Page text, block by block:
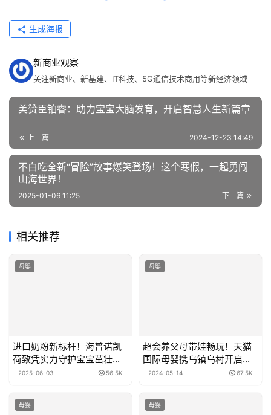
生成海报
新商业观察
关注新商业、新基建、IT科技、5G通信技术商用等新经济领域
美赞臣铂睿：助力宝宝大脑发育，开启智慧人生新篇章
上一篇 2024-12-23 14:49
不白吃全新“冒险”故事爆笑登场！这个寒假，一起勇闯
山海世界！
下一篇
2025-01-06 11:25
相关推荐
母婴
进口奶粉新标杆！海普诺凯
荷致凭实力守护宝宝茁壮成
长2025-06-03 56.5K
母婴
超会养父母带娃畅玩！天猫
国际母婴携乌镇乌村开启
「喵Wu乐园」
2024-05-14 67.5K
母婴 母婴